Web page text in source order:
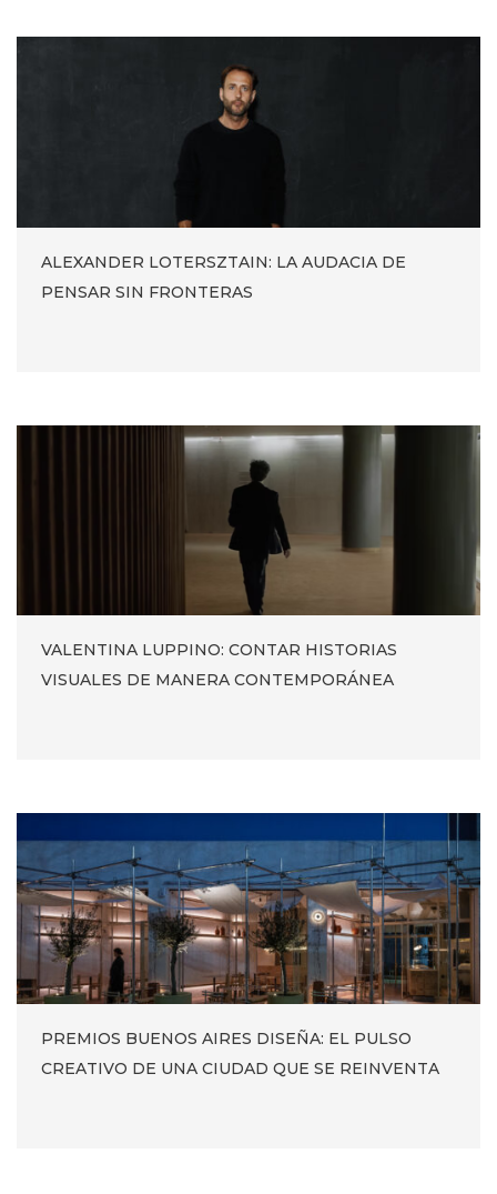
ALEXANDER LOTERSZTAIN: LA AUDACIA DE
PENSAR SIN FRONTERAS
VALENTINA LUPPINO: CONTAR HISTORIAS
VISUALES DE MANERA CONTEMPORÁNEA
PREMIOS BUENOS AIRES DISEÑA: EL PULSO
CREATIVO DE UNA CIUDAD QUE SE REINVENTA